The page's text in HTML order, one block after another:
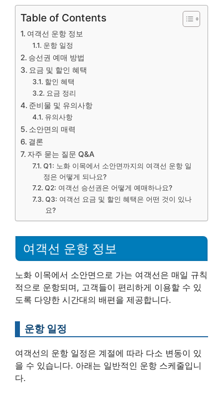
Table of Contents
여객선 운항 정보
운항 일정
승선권 예매 방법
요금 및 할인 혜택
할인 혜택
요금 정리
준비물 및 유의사항
유의사항
소안면의 매력
결론
자주 묻는 질문 Q&A
Q1: 노화 이목에서 소안면까지의 여객선 운항 일
정은 어떻게 되나요?
Q2: 여객선 승선권은 어떻게 예매하나요?
Q3: 여객선 요금 및 할인 혜택은 어떤 것이 있나
요?
여객선 운항 정보
노화 이목에서 소안면으로 가는 여객선은 매일 규칙
적으로 운항되며, 고객들이 편리하게 이용할 수 있
도록 다양한 시간대의 배편을 제공합니다.
운항 일정
여객선의 운항 일정은 계절에 따라 다소 변동이 있
을 수 있습니다. 아래는 일반적인 운항 스케줄입니
다.